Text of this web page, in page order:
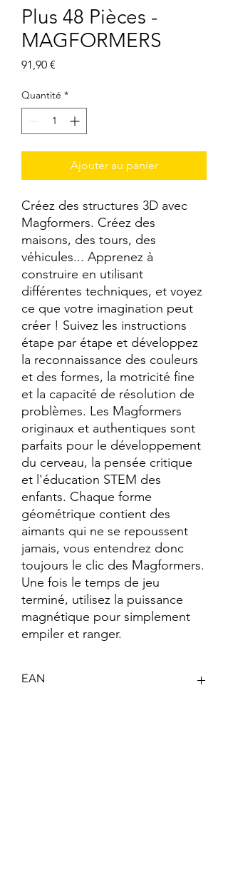
Plus 48 Pièces -
MAGFORMERS
91,90 €
Quantité *
Ajouter au panier
Créez des structures 3D avec
Magformers. Créez des
maisons, des tours, des
véhicules... Apprenez à
construire en utilisant
différentes techniques, et voyez
ce que votre imagination peut
créer ! Suivez les instructions
étape par étape et développez
la reconnaissance des couleurs
et des formes, la motricité fine
et la capacité de résolution de
problèmes. Les Magformers
originaux et authentiques sont
parfaits pour le développement
du cerveau, la pensée critique
et l'éducation STEM des
enfants. Chaque forme
géométrique contient des
aimants qui ne se repoussent
jamais, vous entendrez donc
toujours le clic des Magformers.
Une fois le temps de jeu
terminé, utilisez la puissance
magnétique pour simplement
empiler et ranger.
EAN